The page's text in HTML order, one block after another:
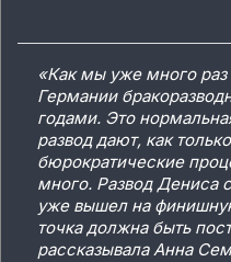
«Как мы уже много раз
Германии
годами. Это
развод дают, как
бюрократические
много. Развод Дениса
уже вышел на
точка должна быть
рассказывала Анна